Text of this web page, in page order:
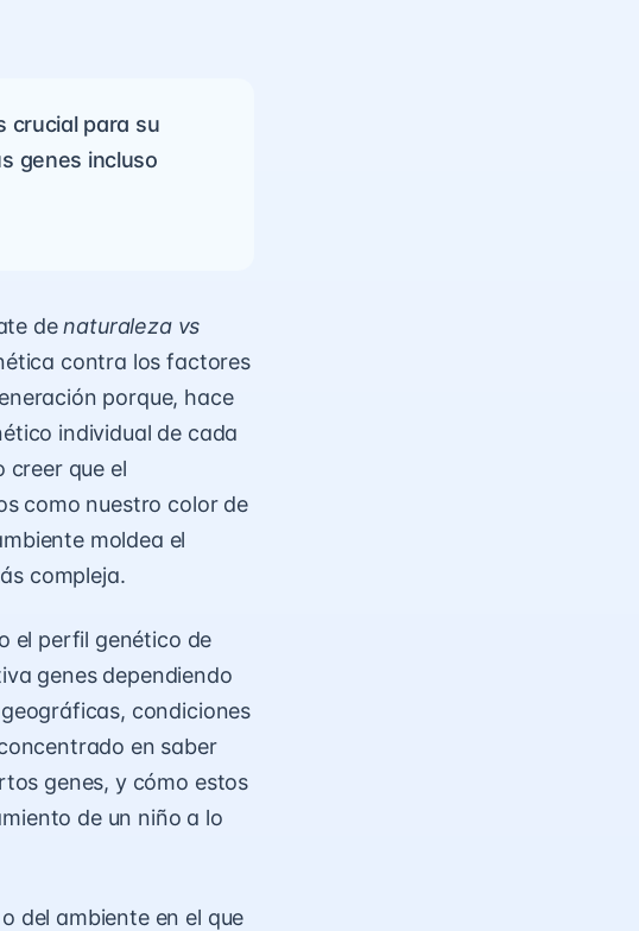
crucial para su
genes incluso
denaturaleza vs
contra los factores
porque, hace
individual de cada
creer que el
como nuestro color de
moldea el
compleja.
el perfil genético de
genes dependiendo
condiciones
en saber
genes, y cómo estos
de un niño a lo
del ambiente en el que